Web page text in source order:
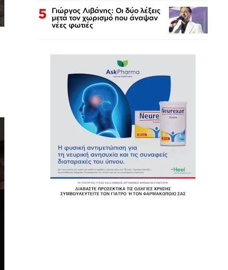
5 Γιώργος Λιβάνης: Οι δύο λέξεις
μετά τον χωρισμό που άναψαν
νέες φωτιές